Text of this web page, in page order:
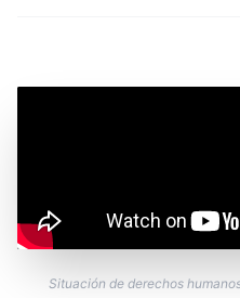
Situación de derechos